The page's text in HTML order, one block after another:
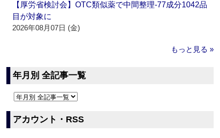
【厚労省検討会】OTC類似薬で中間整理‐77成分1042品
目が対象に
2026年08月07日 (金)
もっと見る »
年月別 全記事一覧
アカウント・RSS